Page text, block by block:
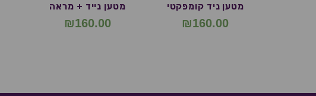
מטען ניד קומפקטי
₪160.00
מטען נייד + מראה
₪160.00